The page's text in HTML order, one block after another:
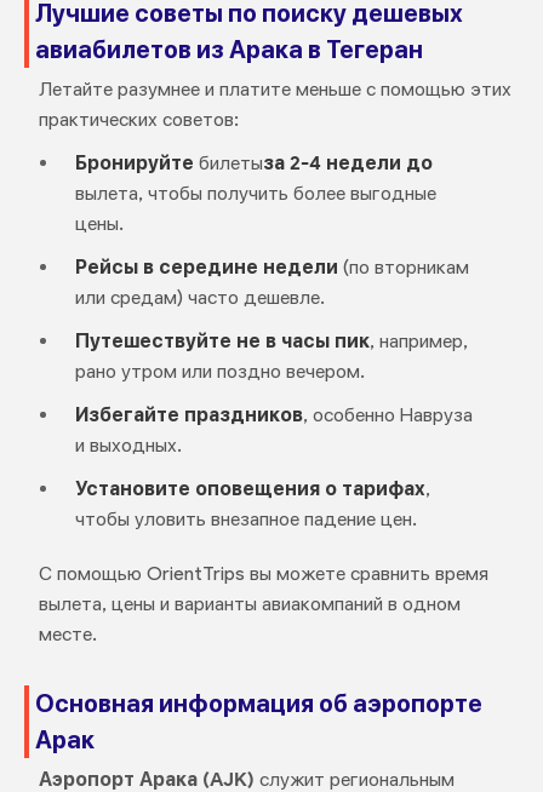
Лучшие советы по поиску дешевых
авиабилетов из Арака в Тегеран
Летайте разумнее и платите меньше с помощью этих
практических советов:
Бронируйте билетыза 2-4 недели до
вылета, чтобы получить более выгодные
цены.
Рейсы в середине недели (по вторникам
или средам) часто дешевле.
Путешествуйте не в часы пик, например,
рано утром или поздно вечером.
Избегайте праздников, особенно Навруза
и выходных.
Установите оповещения о тарифах,
чтобы уловить внезапное падение цен.
С помощью OrientTrips вы можете сравнить время
вылета, цены и варианты авиакомпаний в одном
месте.
Основная информация об аэропорте
Арак
Аэропорт Арака (AJK) служит региональным